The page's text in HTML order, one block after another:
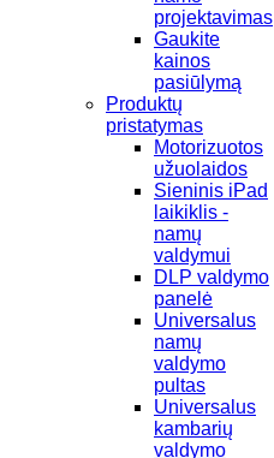
projektavimas
Gaukite
kainos
pasiūlymą
Produktų
pristatymas
Motorizuotos
užuolaidos
Sieninis iPad
laikiklis -
namų
valdymui
DLP valdymo
panelė
Universalus
namų
valdymo
pultas
Universalus
kambarių
valdymo